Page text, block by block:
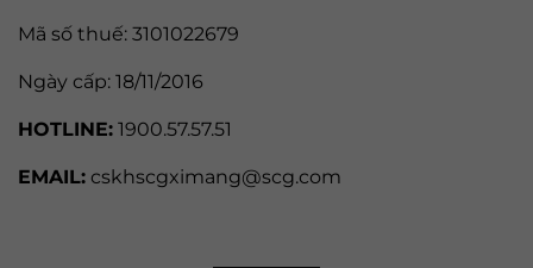
Mã số thuế: 3101022679
Ngày cấp: 18/11/2016
HOTLINE: 1900.57.57.51
EMAIL: cskhscgximang@scg.com